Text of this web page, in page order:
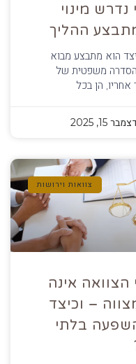
נדרש מינוי
ההליך
הוא מתבצע מבוא
משפטית של
הן בכל
דצמבר 15, 2025
צוואות וירושות
אינה
– וכיצד
בלתי